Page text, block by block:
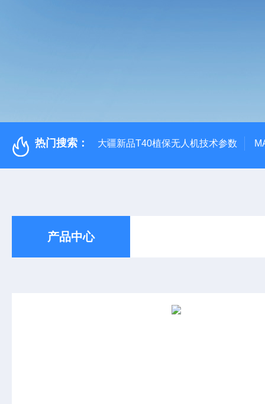
热门搜索： 大疆新品T40植保无人机技术参数
产品中心